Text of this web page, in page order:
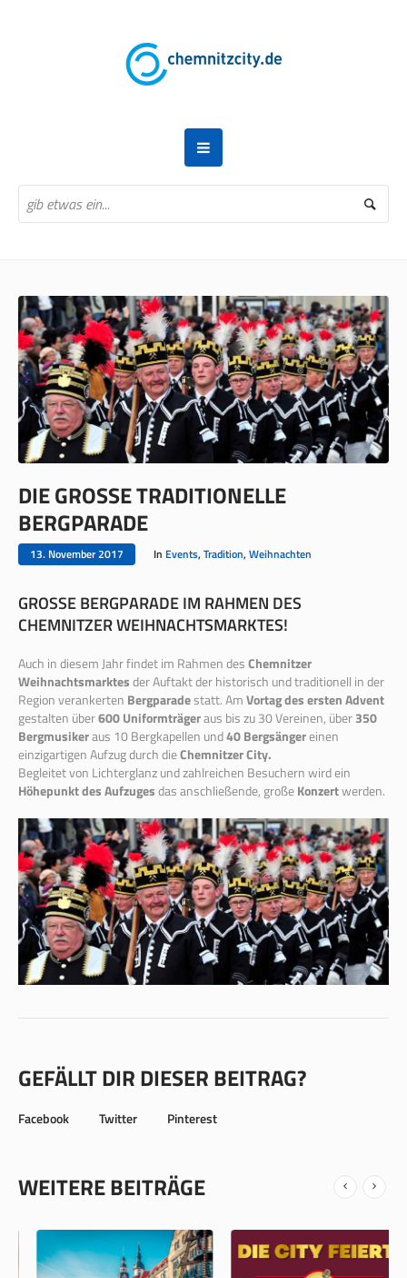
DIE GROSSE TRADITIONELLE B
ERGPARADE
13. November 2017 In Events,Tradition,Weihnachten
GROSSE BERGPARADE IM RAHMEN DES C
HEMNITZER WEIHNACHTSMARKTES!
Auch in diesem Jahr findet im Rahmen desChemnitzer
Weihnachtsmarktesder Auftakt der historisch und traditionell in der
Region verankerten Bergparadestatt. AmVortag des ersten Advent
gestalten über600 Uniformträgeraus bis zu 30 Vereinen, über350
Bergmusikeraus 10 Bergkapellen und40 Bergsängereinen
einzigartigen Aufzug durch dieChemnitzer City.
Begleitet von Lichterglanz und zahlreichen Besuchern wird ein
Höhepunkt des Aufzugesdas anschließende, großeKonzertwerden.
GEFÄLLT DIR DIESER BEITRAG?
Facebook Twitter Pinterest
WEITERE BEITRÄGE